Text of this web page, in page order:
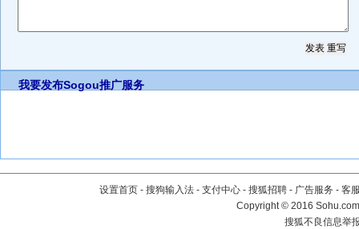
我要发布Sogou推广服务
设置首页 - 搜狗输入法 - 支付中心 - 搜狐招聘 - 广告服务 - 客
Copyright©2016
搜狐不良信息举